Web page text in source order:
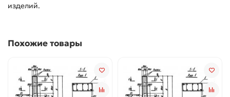
изделий.
Похожие товары